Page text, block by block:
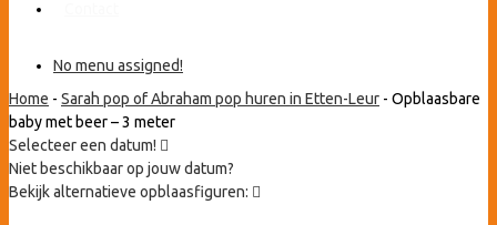
No menu assigned!
Home - Sarah pop of Abraham pop huren in Etten-Leur - Opblaasbare
baby met beer – 3 meter
Selecteer een datum!
Niet beschikbaar op jouw datum?
Bekijk alternatieve opblaasfiguren: